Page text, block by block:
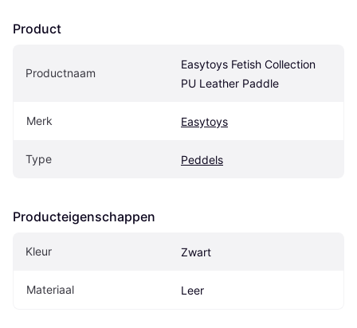
Product
Productnaam
Easytoys Fetish Collection
PU Leather Paddle
Merk Easytoys
Type Peddels
Producteigenschappen
Kleur Zwart
Materiaal Leer